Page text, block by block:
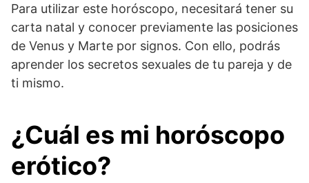
Para utilizar este horóscopo, necesitará tener su
carta natal y conocer previamente las posiciones
de Venus y Marte por signos. Con ello, podrás
aprender los secretos sexuales de tu pareja y de
ti mismo.
¿Cuál es mi horóscopo
erótico?